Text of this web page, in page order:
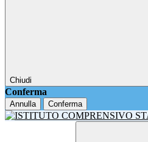
Chiudi
Conferma
Annulla Conferma